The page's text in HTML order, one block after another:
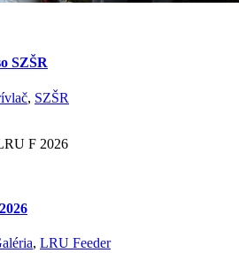
SZŠR
, SZŠR
, LRU Feeder